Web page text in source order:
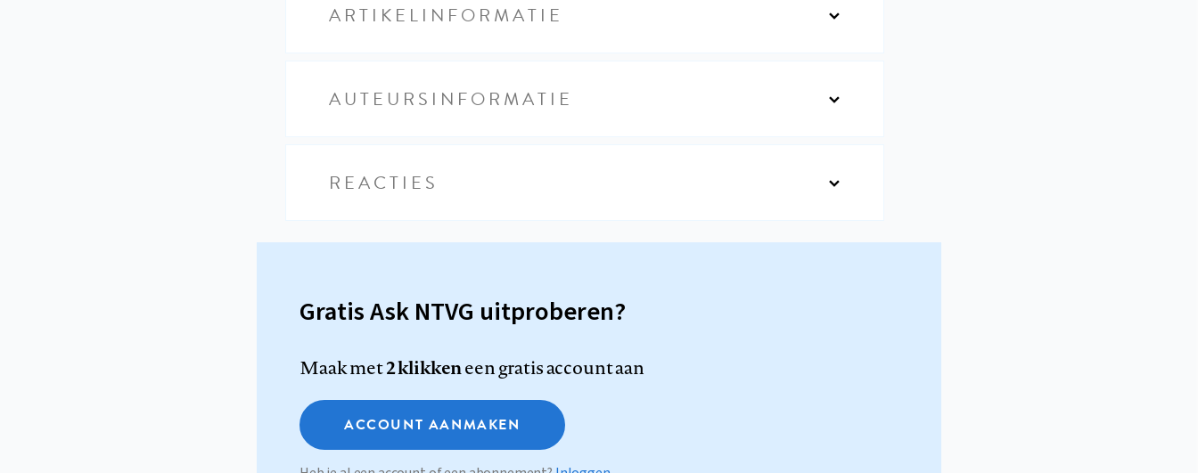
ARTIKELINFORMATIE
AUTEURSINFORMATIE
REACTIES
Gratis Ask NTVG uitproberen?
Maak met2 klikkeneen gratis account aan
ACCOUNT AANMAKEN